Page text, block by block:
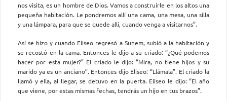
nos visita, es un hombre de Dios. Vamos a construirle en los altos una
pequeña habitación. Le pondremos allí una cama, una mesa, una silla
y una lámpara, para que se quede allí, cuando venga a visitarnos”.
Así se hizo y cuando Eliseo regresó a Sunem, subió a la habitación y
se recostó en la cama. Entonces le dijo a su criado: “¿Qué podemos
hacer por esta mujer?” El criado le dijo: “Mira, no tiene hijos y su
marido ya es un anciano”. Entonces dijo Eliseo: “Llámala”. El criado la
llamó y ella, al llegar, se detuvo en la puerta. Eliseo le dijo: “El año
que viene, por estas mismas fechas, tendrás un hijo en tus brazos”.